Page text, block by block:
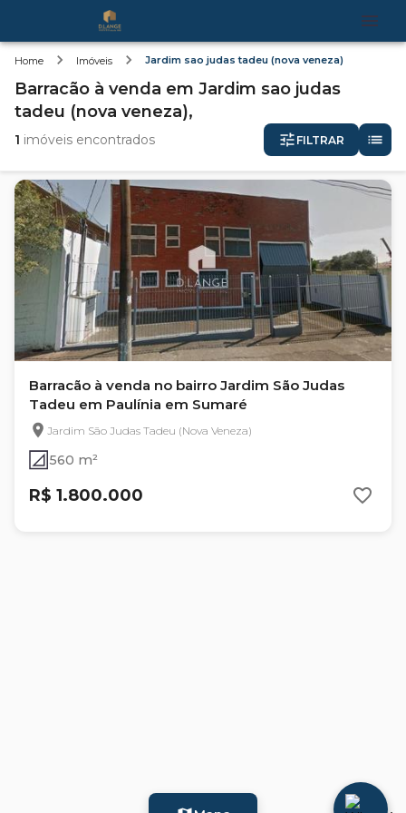
Home Imóveis Jardim sao judas tadeu (nova veneza)
Barracão à venda em Jardim sao judas
tadeu (nova veneza),
1 imóveis encontrados FILTRAR
Barracão à venda no bairro Jardim São Judas
Tadeu em Paulínia em Sumaré
Jardim São Judas Tadeu (Nova Veneza)
560 m²
R$ 1.800.000